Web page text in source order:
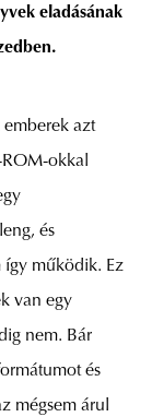
eladásának
azt
okkal
és
így működik. Ez
van egy
nem. Bár
és
mégsem árul